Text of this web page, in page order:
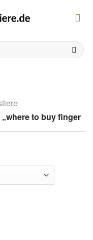
to buy finger